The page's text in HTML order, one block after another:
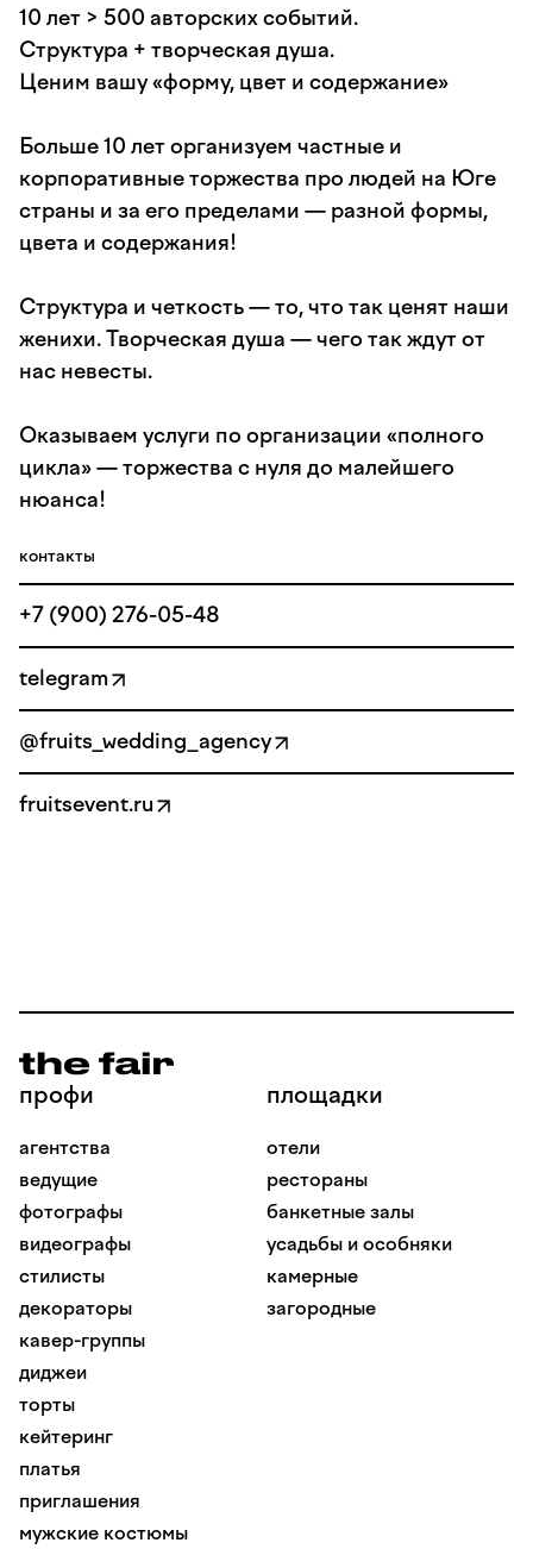
10 лет > 500 авторских событий.
Структура + творческая душа.
Ценим вашу «форму, цвет и содержание»
Больше 10 лет организуем частные и
корпоративные торжества про людей на Юге
страны и за его пределами — разной формы,
цвета и содержания!
Структура и четкость — то, что так ценят наши
женихи. Творческая душа — чего так ждут от
нас невесты.
Оказываем услуги по организации «полного
цикла» — торжества с нуля до малейшего
нюанса!
контакты
+7 (900) 276-05-48
telegram
@fruits_wedding_agency
fruitsevent.ru
профи
агентства
ведущие
фотографы
видеографы
стилисты
декораторы
кавер-группы
диджеи
торты
кейтеринг
платья
приглашения
мужские костюмы
площадки
отели
рестораны
банкетные залы
усадьбы и особняки
камерные
загородные